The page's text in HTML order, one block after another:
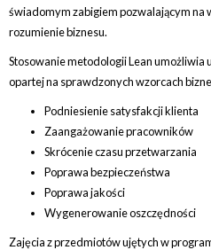
świadomym zabigiem pozwalającym na
rozumienie biznesu.
Stosowanie metodologii Lean
opartej na sprawdzonych wzorcach
Podniesienie satysfakcji klienta
Zaangażowanie pracowników
Skrócenie czasu przetwarzania
Poprawa bezpieczeństwa
Poprawa jakości
Wygenerowanie oszczędności
Zajęcia z przedmiotów ujętych w